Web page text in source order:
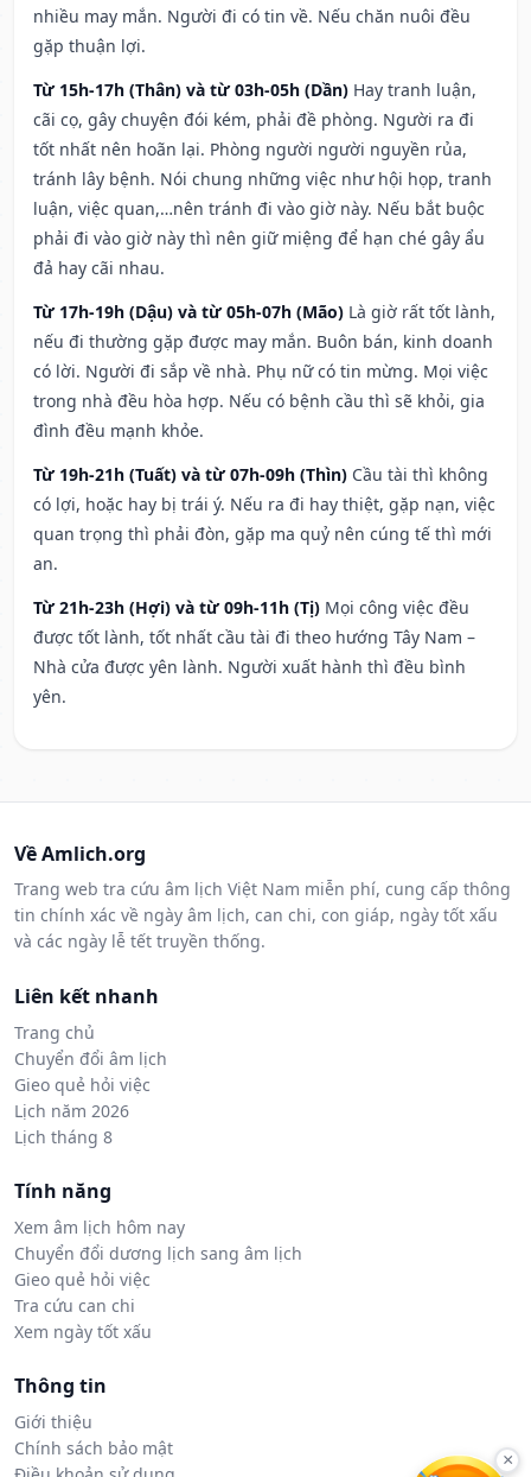
nhiều may mắn. Người đi có tin về. Nếu chăn nuôi đều
gặp thuận lợi.
Từ 15h-17h (Thân) và từ 03h-05h (Dần) Hay tranh luận,
cãi cọ, gây chuyện đói kém, phải đề phòng. Người ra đi
tốt nhất nên hoãn lại. Phòng người người nguyền rủa,
tránh lây bệnh. Nói chung những việc như hội họp, tranh
luận, việc quan,…nên tránh đi vào giờ này. Nếu bắt buộc
phải đi vào giờ này thì nên giữ miệng để hạn ché gây ẩu
đả hay cãi nhau.
Từ 17h-19h (Dậu) và từ 05h-07h (Mão) Là giờ rất tốt lành,
nếu đi thường gặp được may mắn. Buôn bán, kinh doanh
có lời. Người đi sắp về nhà. Phụ nữ có tin mừng. Mọi việc
trong nhà đều hòa hợp. Nếu có bệnh cầu thì sẽ khỏi, gia
đình đều mạnh khỏe.
Từ 19h-21h (Tuất) và từ 07h-09h (Thìn) Cầu tài thì không
có lợi, hoặc hay bị trái ý. Nếu ra đi hay thiệt, gặp nạn, việc
quan trọng thì phải đòn, gặp ma quỷ nên cúng tế thì mới
an.
Từ 21h-23h (Hợi) và từ 09h-11h (Tị) Mọi công việc đều
được tốt lành, tốt nhất cầu tài đi theo hướng Tây Nam –
Nhà cửa được yên lành. Người xuất hành thì đều bình
yên.
Về Amlich.org
Trang web tra cứu âm lịch Việt Nam miễn phí, cung cấp thông
tin chính xác về ngày âm lịch, can chi, con giáp, ngày tốt xấu
và các ngày lễ tết truyền thống.
Liên kết nhanh
Trang chủ
Chuyển đổi âm lịch
Gieo quẻ hỏi việc
Lịch năm 2026
Lịch tháng 8
Tính năng
Xem âm lịch hôm nay
Chuyển đổi dương lịch sang âm lịch
Gieo quẻ hỏi việc
Tra cứu can chi
Xem ngày tốt xấu
Thông tin
Giới thiệu
Chính sách bảo mật
×